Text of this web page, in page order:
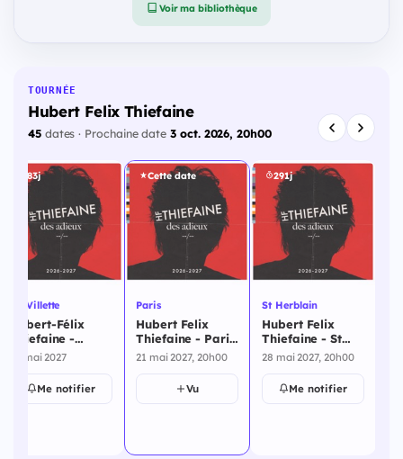
Voir ma bibliothèque
TOURNÉE
Hubert Felix Thiefaine
45dates · Prochaine date3 oct. 2026, 20h00
283j
La Villette
Hubert-Félix
Thiefaine -
Zénith de Paris -
mai 2027
21 mai 2027
Me notifier
Cette date
Paris
Hubert Felix
Thiefaine - Paris
- 21 mai 2027
21 mai 2027, 20h00
Vu
291j
St Herblain
Hubert Felix
Thiefaine - St
Herblain - 28
28 mai 2027, 20h00
Me notifier